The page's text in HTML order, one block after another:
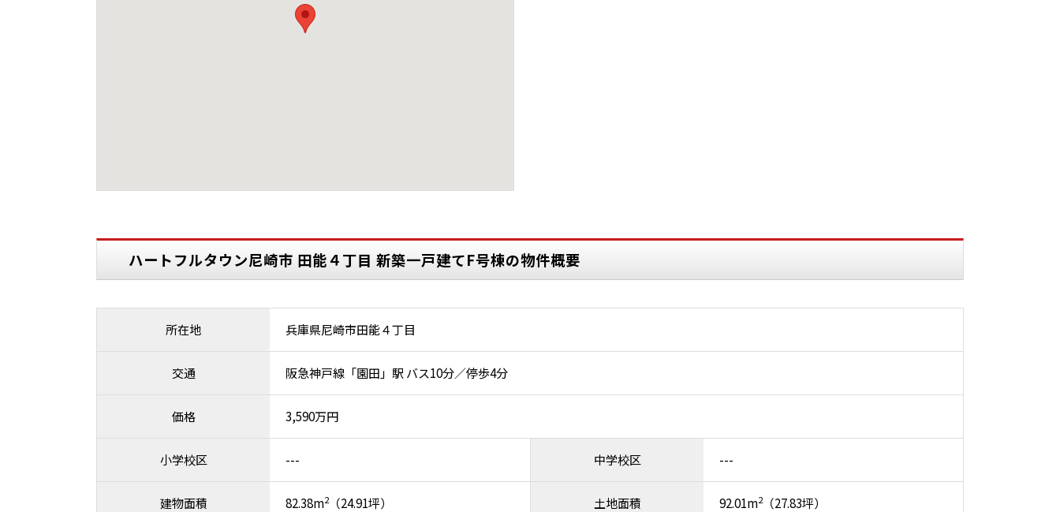
ハートフルタウン尼崎市 田能４丁目 新築一戸建てF号棟の物件概要
所在地 兵庫県尼崎市田能４丁目
交通 阪急神戸線「園田」駅 バス10分／停歩4分
価格 3,590万円
小学校区 --- 中学校区 ---
建物面積 82.38m2（24.91坪） 土地面積 92.01m2（27.83坪）